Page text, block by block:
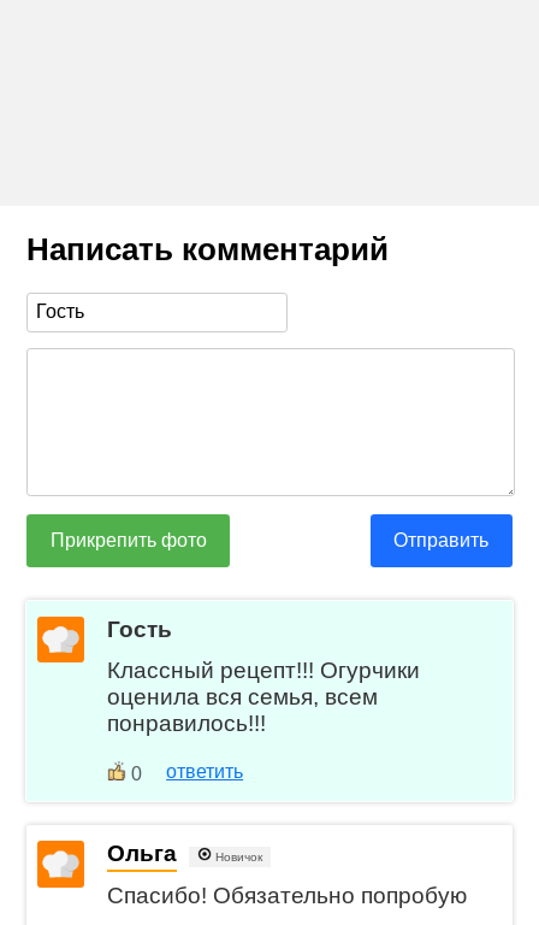
Написать комментарий
Прикрепить фото Отправить
Гость
Классный рецепт!!! Огурчики
оценила вся семья, всем
понравилось!!!
0 ответить
Ольга Новичок
Спасибо! Обязательно попробую